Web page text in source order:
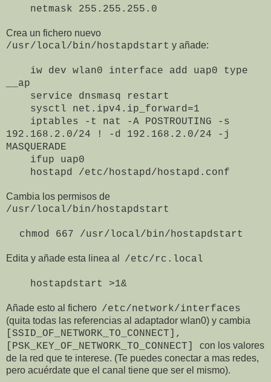
netmask 255.255.255.0
Crea un fichero nuevo
/usr/local/bin/hostapdstart y añade:
iw dev wlan0 interface add uap0 type
__ap
service dnsmasq restart
sysctl net.ipv4.ip_forward=1
iptables -t nat -A POSTROUTING -s
192.168.2.0/24 ! -d 192.168.2.0/24 -j
MASQUERADE
ifup uap0
hostapd /etc/hostapd/hostapd.conf
Cambia los permisos de
/usr/local/bin/hostapdstart
chmod 667 /usr/local/bin/hostapdstart
Edita y añade esta linea al /etc/rc.local
hostapdstart >1&
Añade esto al fichero /etc/network/interfaces
(quita todas las referencias al adaptador wlan0) y cambia
[SSID_OF_NETWORK_TO_CONNECT],
[PSK_KEY_OF_NETWORK_TO_CONNECT] con los valores
de la red que te interese. (Te puedes conectar a mas redes,
pero acuérdate que el canal tiene que ser el mismo).